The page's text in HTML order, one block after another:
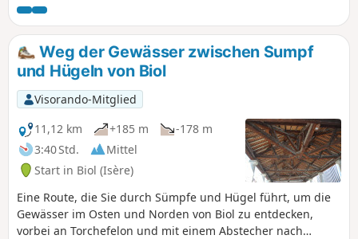
erbauten Wohnhäuser und Bauernhöfe und das kleine
ländliche Kulturerbe zur Geltung bringen. Die Wanderung,
die überwiegend nach Süden ausgerichtet ist und an den
Hängen von Chamont und Trieux entlangführt, ist zwischen
September und Juni sehr angenehm, sollte jedoch bei
großer Hitze im Sommer vermieden werden. Der erste Teil
zwischen den Punkten (1) und (2) entlang des Baches Ver
kann bei starkem Regen schlammige Passagen aufweisen.
Ein bedeutender Teil der Strecke verläuft auf asphaltierten
Straßen. Die meisten dieser Straßen sind jedoch ehemalige
Verbindungswege mit sehr geringem Verkehrsaufkommen.
Nur die Straße von Chamont erfordert zwischen den
Punkten (4) und (5) besondere Vorsicht.
Weg der Gewässer zwischen Sumpf
und Hügeln von Biol
Visorando-Mitglied
11,12 km
+185 m
-178 m
3:40 Std.
Mittel
Start in Biol (Isère)
Eine Route, die Sie durch Sümpfe und Hügel führt, um die
Gewässer im Osten und Norden von Biol zu entdecken,
vorbei an Torchefelon und mit einem Abstecher nach